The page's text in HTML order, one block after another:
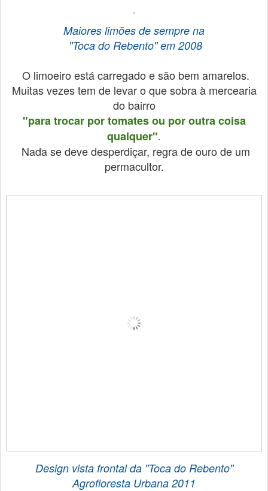
Maiores limões de sempre na
"Toca do Rebento"em 2008
O limoeiro está carregado e são bem amarelos.
Muitas vezes tem de levar o que sobra à mercearia
do bairro
"para trocar por tomates ou por outra coisa
qualquer".
Nada se deve desperdiçar, regra de ouro de um
permacultor.
Design vista frontal da "Toca do Rebento"
Agrofloresta Urbana 2011